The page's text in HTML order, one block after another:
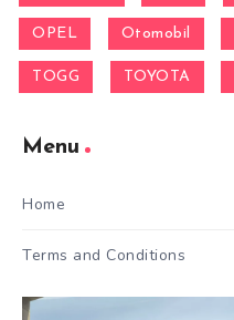
OPEL Otomobil
TOGG TOYOTA
Menu
Home
Terms and Conditions